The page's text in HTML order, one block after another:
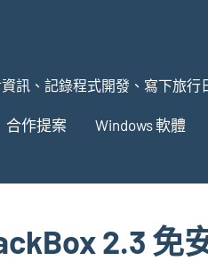
訊、記錄程式開發、寫下旅行
合作提案 Windows 軟體
2.3 免